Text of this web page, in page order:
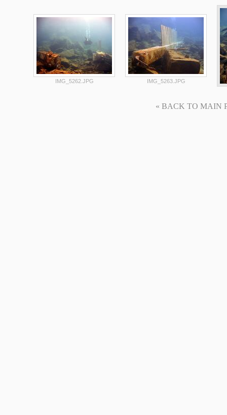
IMG_5262.JPG IMG_5263.JPG
« BACK TO MAIN